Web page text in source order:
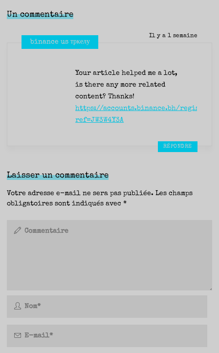
Un commentaire
Il y a 1 semaine
binance us тркелу
Your article helped me a lot,
is there any more related
content? Thanks!
https://accounts.binance.bh/register/
ref=JW3W4Y3A
RÉPONDRE
Laisser un commentaire
Votre adresse e-mail ne sera pas publiée. Les champs
obligatoires sont indiqués avec*